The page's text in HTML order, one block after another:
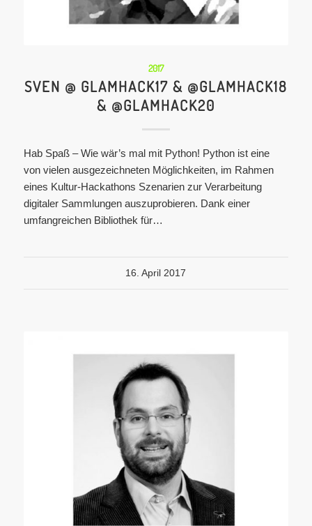
2017
SVEN @ GLAMHACK17 & @GLAMHACK18
& @GLAMHACK20
Hab Spaß – Wie wär’s mal mit Python! Python ist eine
von vielen ausgezeichneten Möglichkeiten, im Rahmen
eines Kultur-Hackathons Szenarien zur Verarbeitung
digitaler Sammlungen auszuprobieren. Dank einer
umfangreichen Bibliothek für…
16. April 2017